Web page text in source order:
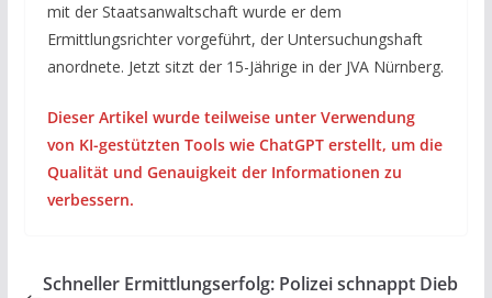
mit der Staatsanwaltschaft wurde er dem
Ermittlungsrichter vorgeführt, der Untersuchungshaft
anordnete. Jetzt sitzt der 15-Jährige in der JVA Nürnberg.
Dieser Artikel wurde teilweise unter Verwendung
von KI-gestützten Tools wie ChatGPT erstellt, um die
Qualität und Genauigkeit der Informationen zu
verbessern.
Schneller Ermittlungserfolg: Polizei schnappt Dieb